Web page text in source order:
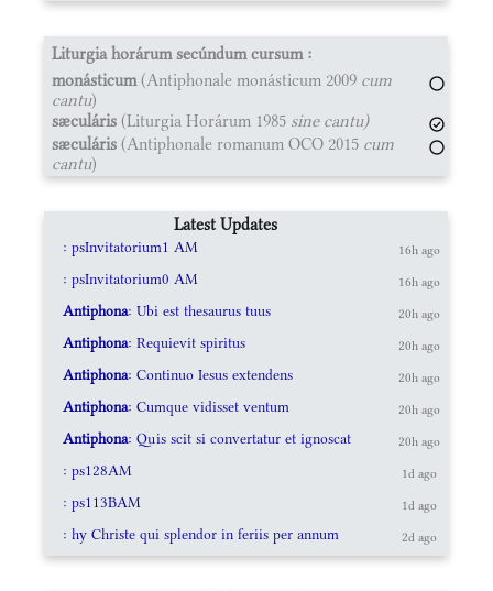
Liturgia horárum secúndum cursum :
monásticum(Antiphonale monásticum 2009 cum
cantu)
sæculáris (Liturgia Horárum 1985 sine cantu)
sæculáris (Antiphonale romanum OCO 2015 cum
cantu)
Latest Updates
: psInvitatorium1 AM 16h ago
: psInvitatorium0 AM 16h ago
Antiphona: Ubi est thesaurus tuus 20h ago
Antiphona: Requievit spiritus 20h ago
Antiphona: Continuo Iesus extendens 20h ago
Antiphona: Cumque vidisset ventum 20h ago
Antiphona: Quis scit si convertatur et ignoscat 20h ago
: ps128AM 1d ago
: ps113BAM 1d ago
: hy Christe qui splendor in feriis per annum 2d ago